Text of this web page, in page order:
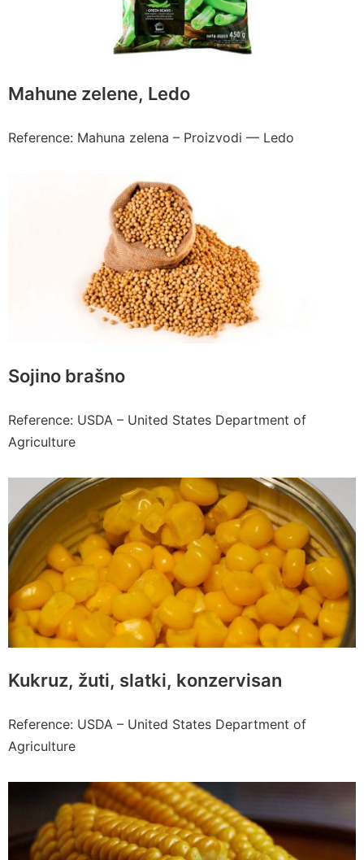
Mahune zelene, Ledo
Reference: Mahuna zelena – Proizvodi — Ledo
Sojino brašno
Reference: USDA – United States Department of
Agriculture
Kukruz, žuti, slatki, konzervisan
Reference: USDA – United States Department of
Agriculture